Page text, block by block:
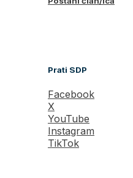
Prati SDP
Facebook
X
YouTube
Instagram
TikTok